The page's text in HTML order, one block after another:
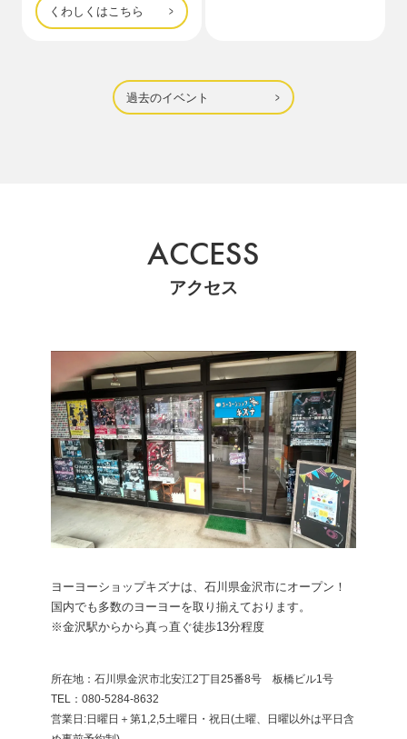
くわしくはこちら
過去のイベント
ACCESS
アクセス
ヨーヨーショップキズナは、石川県金沢市にオープン！
国内でも多数のヨーヨーを取り揃えております。
※金沢駅からから真っ直ぐ徒歩13分程度
所在地：石川県金沢市北安江2丁目25番8号 板橋ビル1号
​TEL：080-5284-8632
営業日:日曜日＋第1,2,5土曜日・祝日(土曜、日曜以外は平日含